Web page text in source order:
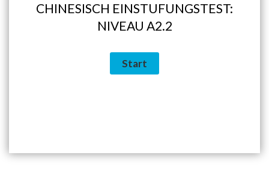
CHINESISCH EINSTUFUNGSTEST:
NIVEAU A2.2